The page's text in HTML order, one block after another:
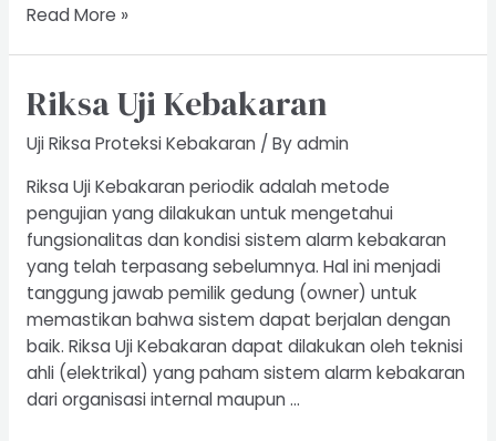
Uji
Read More »
Riksa Uji Kebakaran
Uji Riksa Proteksi Kebakaran / Byadmin
Riksa Uji Kebakaran periodik adalah metode
pengujian yang dilakukan untuk mengetahui
fungsionalitas dan kondisi sistem alarm kebakaran
yang telah terpasang sebelumnya. Hal ini menjadi
tanggung jawab pemilik gedung (owner) untuk
memastikan bahwa sistem dapat berjalan dengan
baik. Riksa Uji Kebakaran dapat dilakukan oleh teknisi
ahli (elektrikal) yang paham sistem alarm kebakaran
dari organisasi internal maupun …